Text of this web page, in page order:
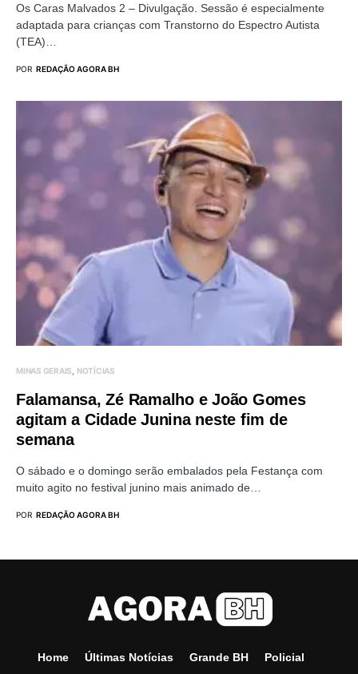
Os Caras Malvados 2 – Divulgação. Sessão é especialmente
adaptada para crianças com Transtorno do Espectro Autista
(TEA)…
POR REDAÇÃO AGORA BH
MINAS GERAIS NOTÍCIAS
Falamansa, Zé Ramalho e João Gomes
agitam a Cidade Junina neste fim de
semana
O sábado e o domingo serão embalados pela Festança com
muito agito no festival junino mais animado de…
POR REDAÇÃO AGORA BH
Home Últimas Notícias Grande BH Policial